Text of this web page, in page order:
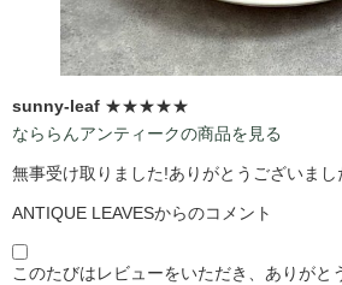
sunny-leaf ★★★★★
なららんアンティークの商品を見る
無事受け取りました!ありがとうございまし
ANTIQUE LEAVESからのコメント
このたびはレビューをいただき、ありが